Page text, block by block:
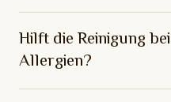
Hilft die Reinigung
Allergien?